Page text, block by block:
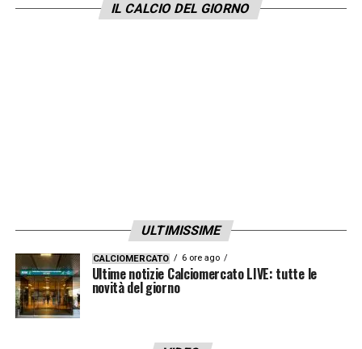
IL CALCIO DEL GIORNO
ULTIMISSIME
CALCIOMERCATO 6 ore ago
Ultime notizie Calciomercato LIVE: tutte le
novità del giorno